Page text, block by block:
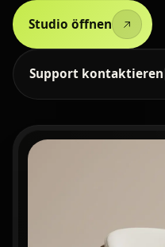
Studio öffnen
Support kontaktieren